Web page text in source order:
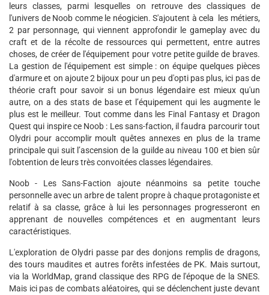
leurs classes, parmi lesquelles on retrouve des classiques de
l'univers de Noob comme le néogicien. S'ajoutent à cela les métiers,
2 par personnage, qui viennent approfondir le gameplay avec du
craft et de la récolte de ressources qui permettent, entre autres
choses, de créer de l'équipement pour votre petite guilde de braves.
La gestion de l'équipement est simple : on équipe quelques pièces
d'armure et on ajoute 2 bijoux pour un peu d'opti pas plus, ici pas de
théorie craft pour savoir si un bonus légendaire est mieux qu'un
autre, on a des stats de base et l’équipement qui les augmente le
plus est le meilleur. Tout comme dans les Final Fantasy et Dragon
Quest qui inspire ce Noob : Les sans-faction, il faudra parcourir tout
Olydri pour accomplir moult quêtes annexes en plus de la trame
principale qui suit l’ascension de la guilde au niveau 100 et bien sûr
l'obtention de leurs très convoitées classes légendaires.
Noob - Les Sans-Faction ajoute néanmoins sa petite touche
personnelle avec un arbre de talent propre à chaque protagoniste et
relatif à sa classe, grâce à lui les personnages progresseront en
apprenant de nouvelles compétences et en augmentant leurs
caractéristiques.
L'exploration de Olydri passe par des donjons remplis de dragons,
des tours maudites et autres forêts infestées de PK. Mais surtout,
via la WorldMap, grand classique des RPG de l'époque de la SNES.
Mais ici pas de combats aléatoires, qui se déclenchent juste devant